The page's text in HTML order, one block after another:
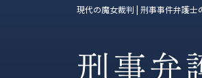
現代の魔女裁判 | 刑事事件弁護